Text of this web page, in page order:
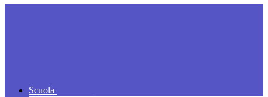
Scuola